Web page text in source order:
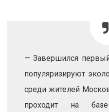
— Завершился
популяризируют
среди жителей
проходит на